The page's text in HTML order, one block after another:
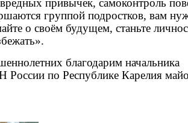
привычек, самоконтроль
группой подростков, вам
о своём будущем, станьте
благодарим начальника
по Республике Карелия